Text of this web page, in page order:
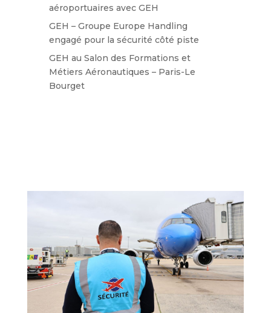
aéroportuaires avec GEH
GEH – Groupe Europe Handling
engagé pour la sécurité côté piste
GEH au Salon des Formations et
Métiers Aéronautiques – Paris-Le
Bourget